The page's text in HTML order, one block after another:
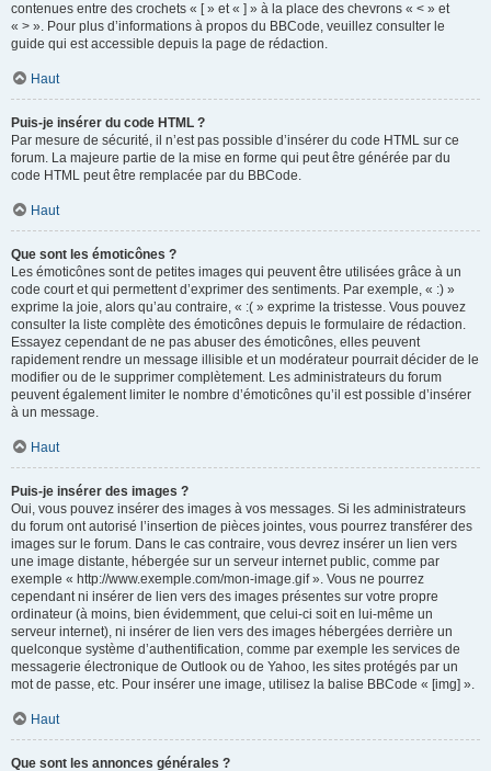
contenues entre des crochets « [ » et « ] » à la place des chevrons « < » et
« > ». Pour plus d’informations à propos du BBCode, veuillez consulter le
guide qui est accessible depuis la page de rédaction.
Haut
Puis-je insérer du code HTML ?
Par mesure de sécurité, il n’est pas possible d’insérer du code HTML sur ce
forum. La majeure partie de la mise en forme qui peut être générée par du
code HTML peut être remplacée par du BBCode.
Haut
Que sont les émoticônes ?
Les émoticônes sont de petites images qui peuvent être utilisées grâce à un
code court et qui permettent d’exprimer des sentiments. Par exemple, « :) »
exprime la joie, alors qu’au contraire, « :( » exprime la tristesse. Vous pouvez
consulter la liste complète des émoticônes depuis le formulaire de rédaction.
Essayez cependant de ne pas abuser des émoticônes, elles peuvent
rapidement rendre un message illisible et un modérateur pourrait décider de le
modifier ou de le supprimer complètement. Les administrateurs du forum
peuvent également limiter le nombre d’émoticônes qu’il est possible d’insérer
à un message.
Haut
Puis-je insérer des images ?
Oui, vous pouvez insérer des images à vos messages. Si les administrateurs
du forum ont autorisé l’insertion de pièces jointes, vous pourrez transférer des
images sur le forum. Dans le cas contraire, vous devrez insérer un lien vers
une image distante, hébergée sur un serveur internet public, comme par
exemple « http://www.exemple.com/mon-image.gif ». Vous ne pourrez
cependant ni insérer de lien vers des images présentes sur votre propre
ordinateur (à moins, bien évidemment, que celui-ci soit en lui-même un
serveur internet), ni insérer de lien vers des images hébergées derrière un
quelconque système d’authentification, comme par exemple les services de
messagerie électronique de Outlook ou de Yahoo, les sites protégés par un
mot de passe, etc. Pour insérer une image, utilisez la balise BBCode « [img] ».
Haut
Que sont les annonces générales ?